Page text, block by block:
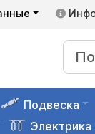
Подвеска
Электрика